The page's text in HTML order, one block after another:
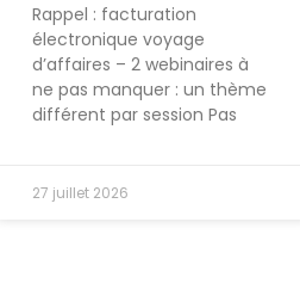
Rappel : facturation
électronique voyage
d’affaires – 2 webinaires à
ne pas manquer : un thème
différent par session Pas
27 juillet 2026